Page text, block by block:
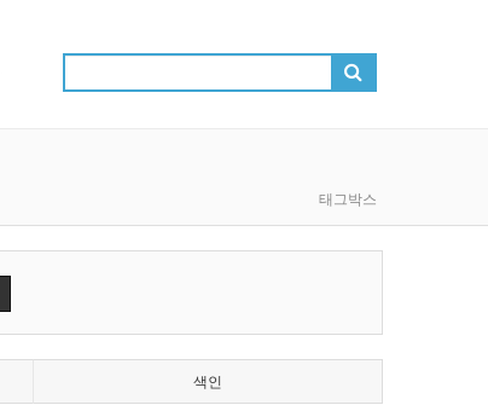
태그박스
색인